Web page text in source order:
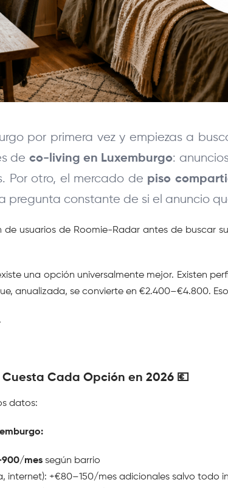
por primera vez y empiezas a
de co-living en Luxemburgo:
Por otro, el mercado de piso
constante de si el anuncio
de usuarios de Roomie-Radar antes de buscar
una opción universalmente mejor. Existen
anualizada, se convierte en €2.400–€4.800.
Cuesta Cada Opción en 2026 💶
datos:
mes según barrio
internet): +€80–150/mes adicionales salvo todo